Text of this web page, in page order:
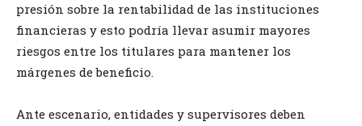
presión sobre la rentabilidad de las instituciones
financieras y esto podría llevar asumir mayores
riesgos entre los titulares para mantener los
márgenes de beneficio.
Ante escenario, entidades y supervisores deben